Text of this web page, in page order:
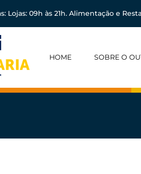
Lojas: 09h às 21h. Alimentação e
HOME SOBRE O